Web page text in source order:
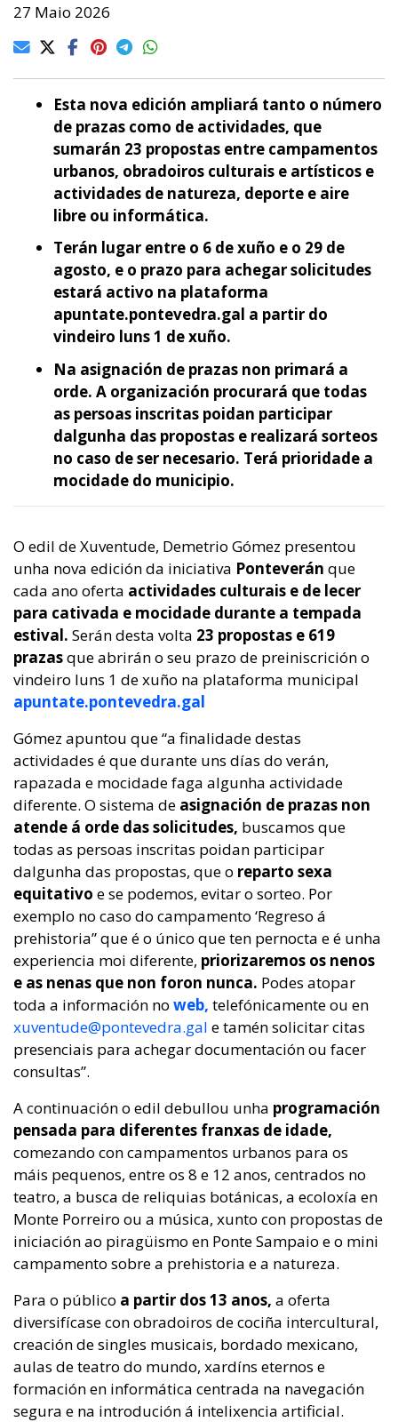
27 Maio 2026
Esta nova edición ampliará tanto o número
de prazas como de actividades, que
sumarán 23 propostas entre campamentos
urbanos, obradoiros culturais e artísticos e
actividades de natureza, deporte e aire
libre ou informática.
Terán lugar entre o 6 de xuño e o 29 de
agosto, e o prazo para achegar solicitudes
estará activo na plataforma
apuntate.pontevedra.gal a partir do
vindeiro luns 1 de xuño.
Na asignación de prazas non primará a
orde. A organización procurará que todas
as persoas inscritas poidan participar
dalgunha das propostas e realizará sorteos
no caso de ser necesario. Terá prioridade a
mocidade do municipio.
O edil de Xuventude, Demetrio Gómez presentou
unha nova edición da iniciativa Ponteverán que
cada ano oferta actividades culturais e de lecer
para cativada e mocidade durante a tempada
estival. Serán desta volta 23 propostas e 619
prazasque abrirán o seu prazo de preiniscrición o
vindeiro luns 1 de xuño na plataforma municipal
apuntate.pontevedra.gal
Gómez apuntou que “a finalidade destas
actividades é que durante uns días do verán,
rapazada e mocidade faga algunha actividade
diferente. O sistema de asignación de prazas non
atende á orde das solicitudes, buscamos que
todas as persoas inscritas poidan participar
dalgunha das propostas, que o reparto sexa
equitativo e se podemos, evitar o sorteo. Por
exemplo no caso do campamento ‘Regreso á
prehistoria” que é o único que ten pernocta e é unha
experiencia moi diferente, priorizaremos os nenos
e as nenas que non foron nunca. Podes atopar
toda a información no web, telefónicamente ou en
xuventude@pontevedra.gal e tamén solicitar citas
presenciais para achegar documentación ou facer
consultas”.
A continuación o edil debullou unha programación
pensada para diferentes franxas de idade,
comezando con campamentos urbanos para os
máis pequenos, entre os 8 e 12 anos, centrados no
teatro, a busca de reliquias botánicas, a ecoloxía en
Monte Porreiro ou a música, xunto con propostas de
iniciación ao piragüismo en Ponte Sampaio e o mini
campamento sobre a prehistoria e a natureza.
Para o público a partir dos 13 anos, a oferta
diversifícase con obradoiros de cociña intercultural,
creación de singles musicais, bordado mexicano,
aulas de teatro do mundo, xardíns eternos e
formación en informática centrada na navegación
segura e na introdución á intelixencia artificial.